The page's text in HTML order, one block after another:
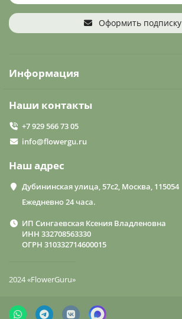
Оформить подписку
Информация
Наши контакты
+7 929 566 73 05
info@flowergu.ru
Наш адрес
Дубининская улица, 57с2, Москва, 115054
Ежедневно 24 часа.
ИП Сингаевская Ксения Владленовна
ИНН 332708563330
ОГРН 310332714600015
2024 «FlowerGuru»